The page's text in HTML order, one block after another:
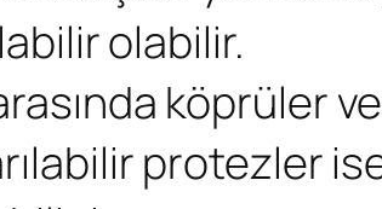
olabilir.
köprüler
protezler